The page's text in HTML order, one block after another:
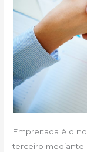
Empreitada é o
terceiro mediante